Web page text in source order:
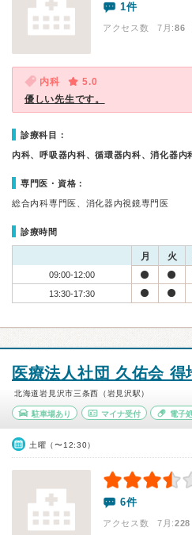
1件
アクセス数 7月:86
内科
5.0
優しい先生です。
診療科目：
内科、呼吸器内科、循環器内科、消化器内
専門医・資格：
総合内科専門医、消化器内視鏡専門医
診療時間
月 火
09:00-12:00
13:30-17:30
医療法人社団 久佑会 得
北海道岩見沢市三条西（岩見沢駅）
駐車場あり マイナ受付 電子
土曜（〜12:30）
6件
アクセス数 7月:228